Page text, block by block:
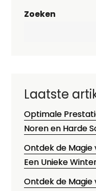
Zoeken
Laatste
Optimale
Noren en Harde
Ontdek de Magie
Een Unieke
Ontdek de Magie